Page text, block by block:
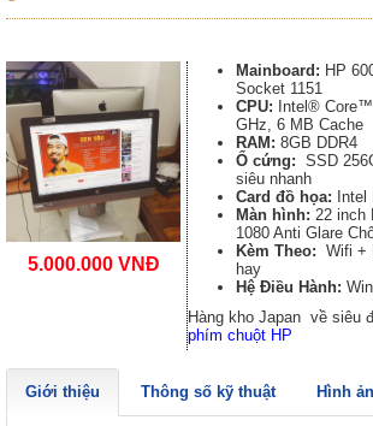
5.000.000 VNĐ
Mainboard: HP
Socket 1151
CPU: Intel®
GHz, 6 MB Cache
RAM: 8GB DDR4
Ổ cứng: SSD
siêu nhanh
Card đồ họa:
Màn hình: 22 inch
1080 Anti Glare
Kèm Theo: Wifi +
hay
Hệ Điều Hành:
Hàng kho Japan về siêu
phím chuột HP
Giới thiệu Thông số kỹ thuật Hình